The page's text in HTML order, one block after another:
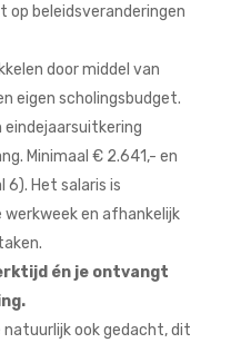
op beleidsveranderingen
door middel van
eigen scholingsbudget.
Minimaal € 2.641,- en
Het salaris is
en afhankelijk
én je ontvangt
natuurlijk ook gedacht, dit